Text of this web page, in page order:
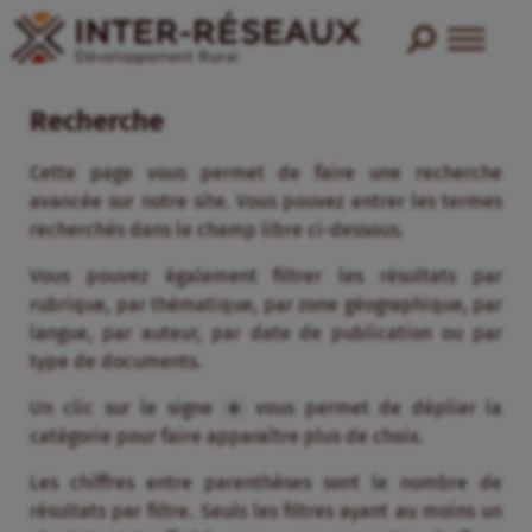
Recherche
Cette page vous permet de faire une recherche
avancée sur notre site. Vous pouvez entrer les termes
recherchés dans le champ libre ci-dessous.
Vous pouvez également filtrer les résultats par
rubrique, par thématique, par zone géographique, par
langue, par auteur, par date de publication ou par
type de documents.
Un clic sur le signe
vous permet de déplier la
catégorie pour faire apparaître plus de choix.
Les chiffres entre parenthèses sont le nombre de
résultats par filtre. Seuls les filtres ayant au moins un